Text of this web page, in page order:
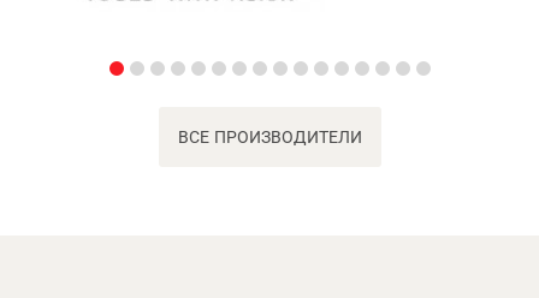
ВСЕ ПРОИЗВОДИТЕЛИ